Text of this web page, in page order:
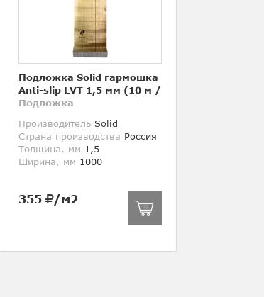
Подложка Solid гармошка
Anti-slip LVT 1,5 мм (10 м /
Подложка
Производитель Solid
Страна производства Россия
Толщина, мм 1,5
Ширина, мм 1000
355 /м2